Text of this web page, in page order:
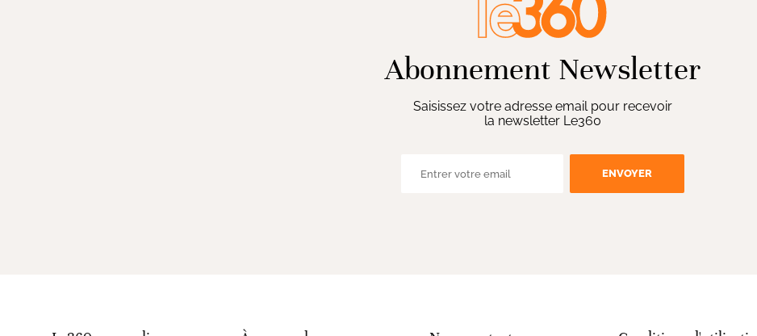
Abonnement Newsletter
Saisissez votre adresse email pour recevoir
la newsletter Le360
ENVOYER